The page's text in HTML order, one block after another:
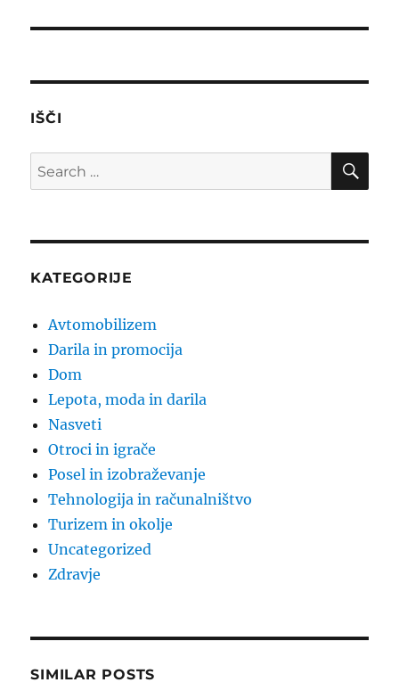
IŠČI
Search
for:
KATEGORIJE
Avtomobilizem
Darila in promocija
Dom
Lepota, moda in darila
Nasveti
Otroci in igrače
Posel in izobraževanje
Tehnologija in računalništvo
Turizem in okolje
Uncategorized
Zdravje
SIMILAR POSTS